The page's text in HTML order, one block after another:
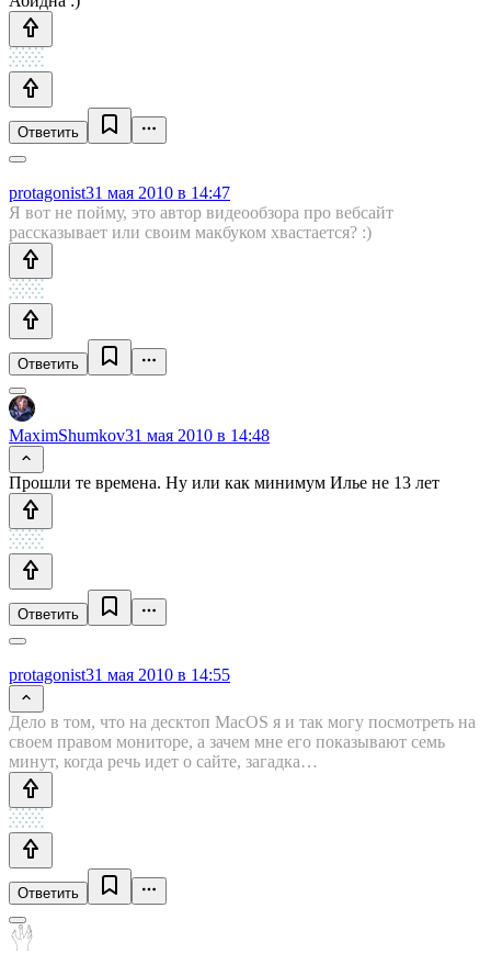
Ответить
protagonist31 мая 2010 в 14:47
Я вот не пойму, это автор видеообзора про вебсайт
рассказывает или своим макбуком хвастается? :)
Ответить
MaximShumkov31 мая 2010 в 14:48
Прошли те времена. Ну или как минимум Илье не 13 лет
Ответить
protagonist31 мая 2010 в 14:55
Дело в том, что на десктоп MacOS я и так могу посмотреть на
своем правом мониторе, а зачем мне его показывают семь
минут, когда речь идет о сайте, загадка…
Ответить